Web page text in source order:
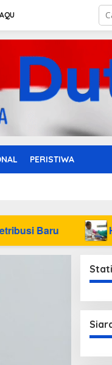
PERISTIWA
HUT ke-50 PT